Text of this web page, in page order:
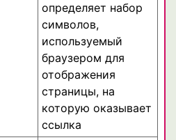
определяет набор
символов,
используемый
браузером для
отображения
страницы, на
которую оказывает
ссылка